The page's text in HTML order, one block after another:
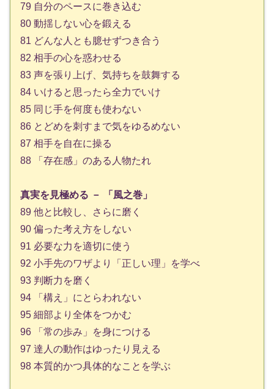
79 自分のペースに巻き込む
80 動揺しない心を鍛える
81 どんな人とも臆せずつき合う
82 相手の心を惑わせる
83 声を張り上げ、気持ちを鼓舞する
84 いけると思ったら全力でいけ
85 同じ手を何度も使わない
86 とどめを刺すまで気をゆるめない
87 相手を自在に操る
88 「存在感」のある人物たれ
真実を見極める － 「風之巻」
89 他と比較し、さらに磨く
90 偏った考え方をしない
91 必要な力を適切に使う
92 小手先のワザより「正しい理」を学べ
93 判断力を磨く
94 「構え」にとらわれない
95 細部より全体をつかむ
96 「常の歩み」を身につける
97 達人の動作はゆったり見える
98 本質的かつ具体的なことを学ぶ